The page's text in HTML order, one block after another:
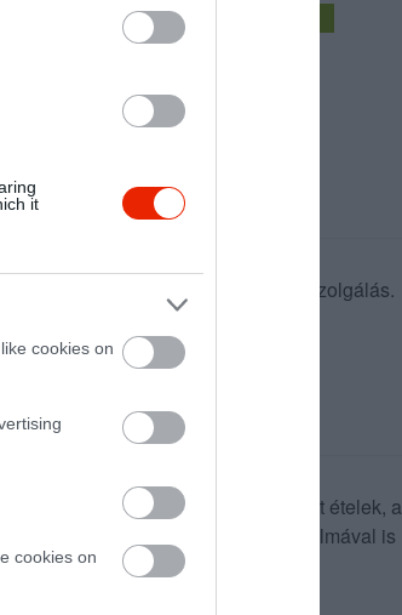
it
cookies on
cookies on
étlappal.Kedves és rugalmas kiszolgálás.
érzékkel és ízléssel elkészített ételek, a
velük, a családi rendezvények alkalmával is
vacsora helyszín Szekszárdon